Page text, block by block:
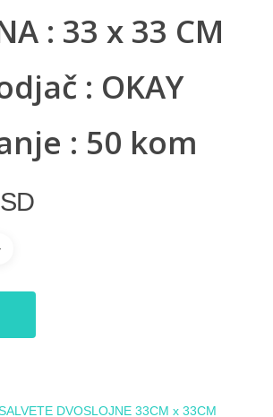
: 33 x 33 CM
: OKAY
: 50 kom
DVOSLOJNE 33CM x 33CM